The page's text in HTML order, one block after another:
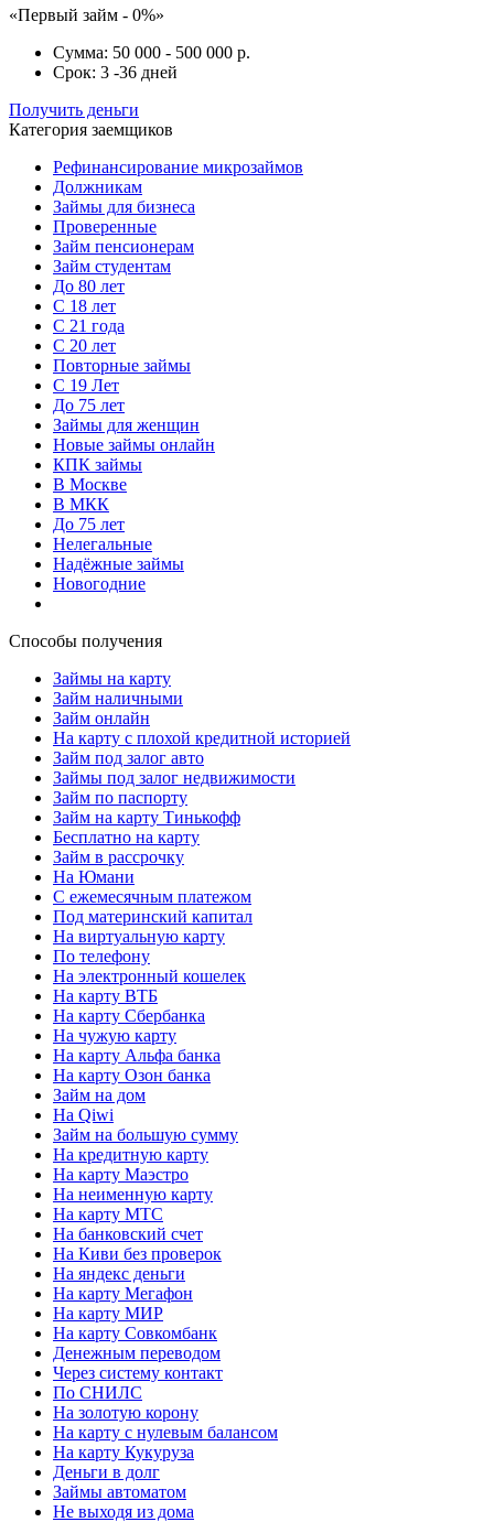
«Первый займ - 0%»
Сумма: 50 000 - 500 000 р.
Срок: 3 -36 дней
Получить деньги
Категория заемщиков
Рефинансирование микрозаймов
Должникам
Займы для бизнеса
Проверенные
Займ пенсионерам
Займ студентам
До 80 лет
С 18 лет
С 21 года
С 20 лет
Повторные займы
С 19 Лет
До 75 лет
Займы для женщин
Новые займы онлайн
КПК займы
В Москве
В МКК
До 75 лет
Нелегальные
Надёжные займы
Новогодние
Способы получения
Займы на карту
Займ наличными
Займ онлайн
На карту с плохой кредитной историей
Займ под залог авто
Займы под залог недвижимости
Займ по паспорту
Займ на карту Тинькофф
Бесплатно на карту
Займ в рассрочку
На Юмани
С ежемесячным платежом
Под материнский капитал
На виртуальную карту
По телефону
На электронный кошелек
На карту ВТБ
На карту Сбербанка
На чужую карту
На карту Альфа банка
На карту Озон банка
Займ на дом
На Qiwi
Займ на большую сумму
На кредитную карту
На карту Маэстро
На неименную карту
На карту МТС
На банковский счет
На Киви без проверок
На яндекс деньги
На карту Мегафон
На карту МИР
На карту Совкомбанк
Денежным переводом
Через систему контакт
По СНИЛС
На золотую корону
На карту с нулевым балансом
На карту Кукуруза
Деньги в долг
Займы автоматом
Не выходя из дома